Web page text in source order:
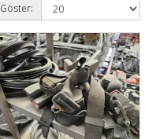
Göster: